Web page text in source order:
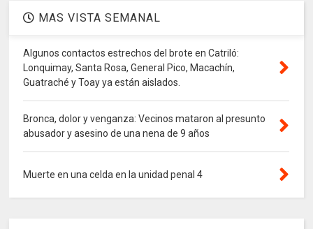
MAS VISTA SEMANAL
Algunos contactos estrechos del brote en Catriló:
Lonquimay, Santa Rosa, General Pico, Macachín,
Guatraché y Toay ya están aislados.
Bronca, dolor y venganza: Vecinos mataron al presunto
abusador y asesino de una nena de 9 años
Muerte en una celda en la unidad penal 4